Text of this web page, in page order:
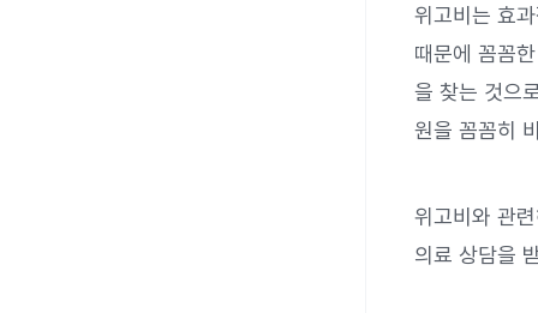
위고비는 효
때문에 꼼꼼
을 찾는 것으
원을 꼼꼼히
위고비와 관
의료 상담을